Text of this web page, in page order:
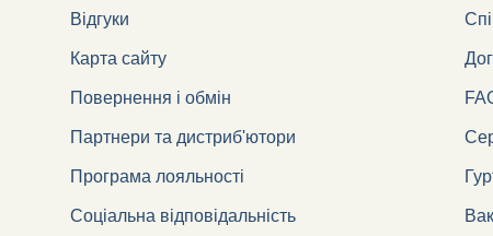
Відгуки
Карта сайту
Повернення і обмін
Партнери та дистриб'ютори
Програма лояльності
Соціальна відповідальність